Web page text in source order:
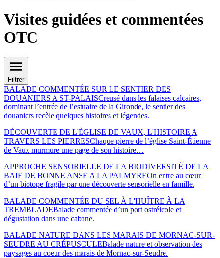
Visites guidées et commentées
OTC
Filtrer
BALADE COMMENTÉE SUR LE SENTIER DES
DOUANIERS A ST-PALAISCreusé dans les falaises calcaires,
dominant l’entrée de l’estuaire de la Gironde, le sentier des
douaniers recèle quelques histoires et légendes.
DÉCOUVERTE DE L'ÉGLISE DE VAUX, L'HISTOIRE A
TRAVERS LES PIERRESChaque pierre de l’église Saint-Étienne
de Vaux murmure une page de son histoire…
APPROCHE SENSORIELLE DE LA BIODIVERSITÉ DE LA
BAIE DE BONNE ANSE A LA PALMYREOn entre au cœur
d’un biotope fragile par une découverte sensorielle en famille.
BALADE COMMENTÉE DU SEL À L'HUÎTRE À LA
TREMBLADEBalade commentée d’un port ostréicole et
dégustation dans une cabane.
BALADE NATURE DANS LES MARAIS DE MORNAC-SUR-
SEUDRE AU CRÉPUSCULEBalade nature et observation des
paysages au coeur des marais de Mornac-sur-Seudre.